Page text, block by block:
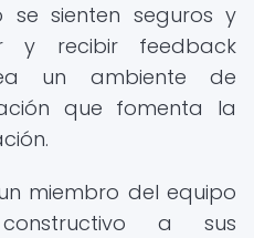
se sienten seguros y
y recibir feedback
un ambiente de
que fomenta la
miembro del equipo
a sus